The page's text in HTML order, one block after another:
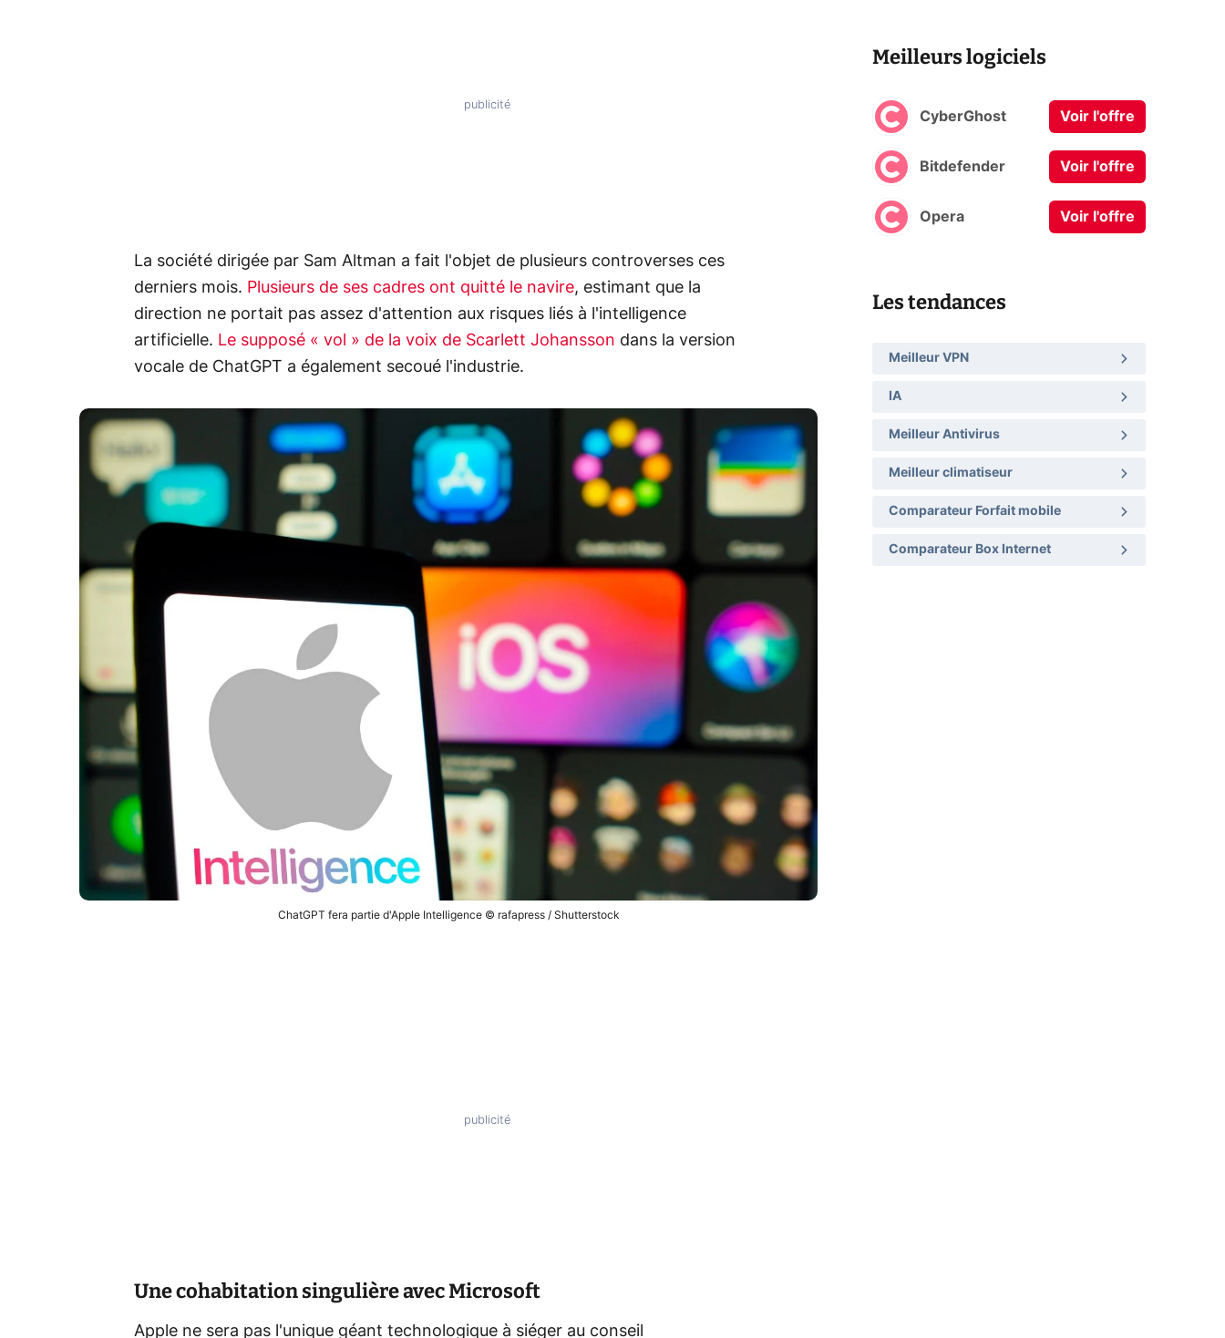
La société dirigée par Sam Altman a fait l'objet de plusieurs controverses ces
derniers mois. Plusieurs de ses cadres ont quitté le navire, estimant que la
direction ne portait pas assez d'attention aux risques liés à l'intelligence
artificielle. Le supposé « vol » de la voix de Scarlett Johansson dans la version
vocale de ChatGPT a également secoué l'industrie.
ChatGPT fera partie d'Apple Intelligence © rafapress / Shutterstock
Une cohabitation singulière avec Microsoft
Apple ne sera pas l'unique géant technologique à siéger au conseil
Meilleurs logiciels
CyberGhost Voir l'offre
Bitdefender Voir l'offre
Opera Voir l'offre
Les tendances
Meilleur VPN
IA
Meilleur Antivirus
Meilleur climatiseur
Comparateur Forfait mobile
Comparateur Box Internet